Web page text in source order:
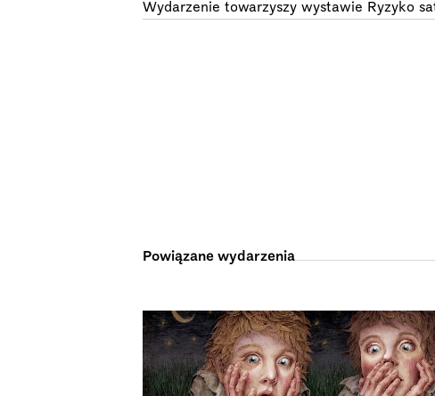
Wydarzenie towarzyszy wystawie Ryzyko
Powiązane wydarzenia